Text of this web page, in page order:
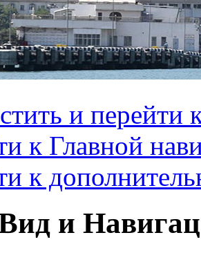
и перейти
к Главной
к
и